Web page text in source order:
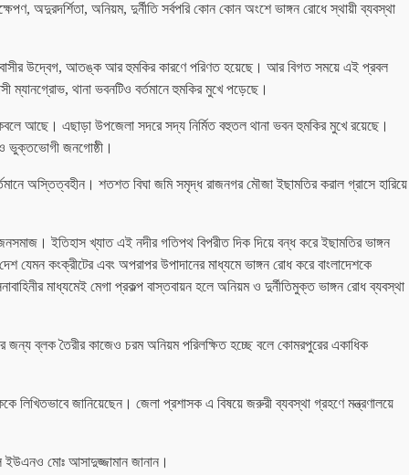
অদুরদর্শিতা, অনিয়ম, দুর্নীতি সর্বপরি কোন কোন অংশে ভাঙ্গন রোধে স্থায়ী ব্যবস্থা
উদ্বেগ, আতঙ্ক আর হুমকির কারণে পরিণত হয়েছে। আর বিগত সময়ে এই প্রবল
ম্যানগ্রোভ, থানা ভবনটিও বর্তমানে হুমকির মুখে পড়েছে।
আছে। এছাড়া উপজেলা সদরে সদ্য নির্মিত বহুতল থানা ভবন হুমকির মুখে রয়েছে।
ও ভুক্তভোগী জনগোষ্ঠী।
অস্তিত্বহীন। শতশত বিঘা জমি সমৃদ্ধ রাজনগর মৌজা ইছামতির করাল গ্রাসে হারিয়ে
ইতিহাস খ্যাত এই নদীর গতিপথ বিপরীত দিক দিয়ে বন্ধ করে ইছামতির ভাঙ্গন
যেমন কংক্রীটের এবং অপরাপর উপাদানের মাধ্যমে ভাঙ্গন রোধ করে বাংলাদেশকে
মাধ্যমেই মেগা প্রকল্প বাস্তবায়ন হলে অনিয়ম ও দুর্নীতিমুক্ত ভাঙ্গন রোধ ব্যবস্থা
জন্য ব্লক তৈরীর কাজেও চরম অনিয়ম পরিলক্ষিত হচ্ছে বলে কোমরপুরের একাধিক
লিখিতভাবে জানিয়েছেন। জেলা প্রশাসক এ বিষয়ে জরুরী ব্যবস্থা গ্রহণে মন্ত্রণালয়ে
ইউএনও মোঃ আসাদুজ্জামান জানান।